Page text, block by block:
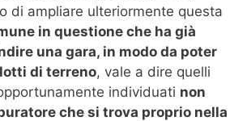
di ampliare ulteriormente questa
in questione che ha già
una gara, in modo da poter
di terreno, vale a dire quelli
individuati non
che si trova proprio nella